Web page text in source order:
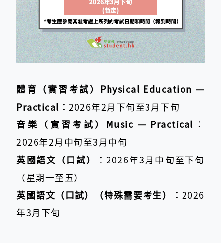
體育（實習考試）Physical Education —
Practical︰ 2026年2月下旬至3月下旬
音樂（實習考試）Music — Practical︰
2026年2月中旬至3月中旬
英國語文（口試）︰ 2026年3月中旬至下旬
（星期一至五）
英國語文（口試）（特殊需要考生）︰ 2026
年3月下旬